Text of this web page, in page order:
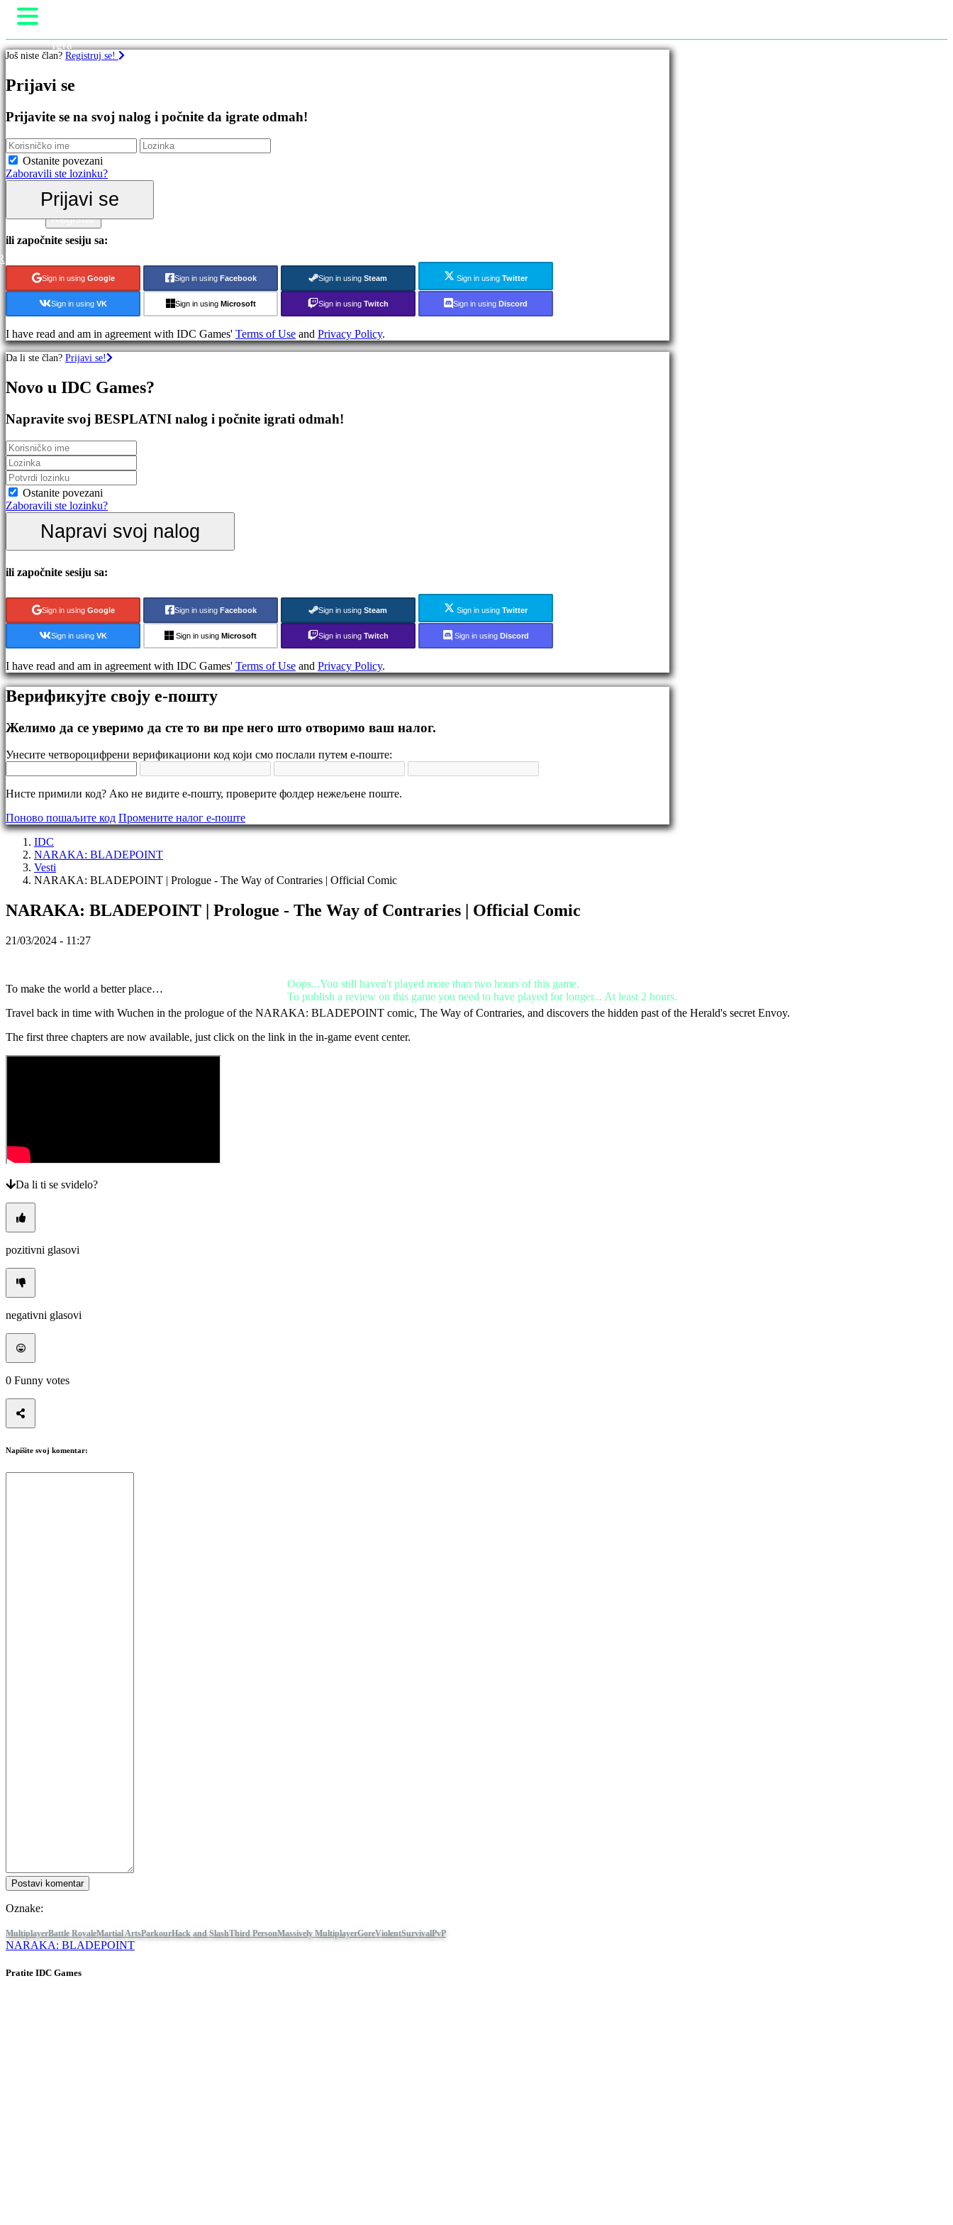
Istaknut
Nova
Izdanja
Besplatno
igrati
igre
Strateške
Avanturističke
igre
MMO
igre
igre
Sportske
Igre
Igre
games
Casual
games
Indie
Simulation
games
Puzzle
Fighting
games
Igranje
Događaji
igri
Vesti
Mediji
Vodič
IDC
IDC
FAQ
Nalog
Registar
Prijavi
Zaboravili
BS
DA
JA
KO
NO
PL
SR
SV
VI
Igra
Igra
Događaji
igri
Igra
Igranje
Vesti
Vodič
Forumi
Prodavnica
Prijavi se
Registar
Još niste član? Registruj se!
Prijavi se
Prijavite se na svoj nalog i počnite da igrate odmah!
Ostanite povezani
Zaboravili ste lozinku?
Prijavi se
ili započnite sesiju sa:
Sign in using Google Sign in using Facebook Sign in using Steam Sign in using Twitter
Sign in using VK Sign in using Microsoft Sign in using Twitch Sign in using Discord
I have read and am in agreement with IDC Games' Terms of Use and Privacy Policy.
Da li ste član? Prijavi se!
Novo u IDC Games?
Napravite svoj BESPLATNI nalog i počnite igrati odmah!
Ostanite povezani
Zaboravili ste lozinku?
Napravi svoj nalog
ili započnite sesiju sa:
Sign in using Google Sign in using Facebook Sign in using Steam Sign in using Twitter
Sign in using VK Sign in using Microsoft Sign in using Twitch Sign in using Discord
I have read and am in agreement with IDC Games' Terms of Use and Privacy Policy.
Верификујте своју е-пошту
Желимо да се уверимо да сте то ви пре него што отворимо ваш налог.
Унесите четвороцифрени верификациони код који смо послали путем е-поште:
Нисте примили код? Ако не видите е-пошту, проверите фолдер нежељене поште.
Поново пошаљите код Промените налог е-поште
IDC
NARAKA: BLADEPOINT
Vesti
NARAKA: BLADEPOINT | Prologue - The Way of Contraries | Official Comic
NARAKA: BLADEPOINT | Prologue - The Way of Contraries | Official Comic
21/03/2024 - 11:27
To make the world a better place…
Travel back in time with Wuchen in the prologue of the NARAKA: BLADEPOINT comic, The Way of Contraries, and discovers the hidden past of the Herald's secret Envoy.
The first three chapters are now available, just click on the link in the in-game event center.
Da li ti se svidelo?
pozitivni glasovi
negativni glasovi
0 Funny votes
Napišite svoj komentar:
Postavi komentar
Oops...You still haven't played more than two hours of this game.
To publish a review on this game you need to have played for longer... At least 2 hours.
Oznake:
MultiplayerBattle RoyaleMartial ArtsParkourHack and SlashThird PersonMassively MultiplayerGoreViolentSurvivalPvP
NARAKA: BLADEPOINT
Pratite IDC Games